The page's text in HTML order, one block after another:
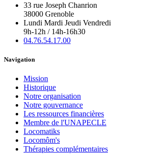
33 rue Joseph Chanrion
38000 Grenoble
Lundi Mardi Jeudi Vendredi
9h-12h / 14h-16h30
04.76.54.17.00
Navigation
Mission
Historique
Notre organisation
Notre gouvernance
Les ressources financières
Membre de l'UNAPECLE
Locomatiks
Locomôm's
Thérapies complémentaires